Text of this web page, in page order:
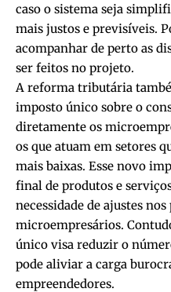
caso o sistema seja
mais justos e previsíveis.
acompanhar de perto as
ser feitos no projeto.
A reforma tributária
imposto único sobre o
diretamente os
os que atuam em setores
mais baixas. Esse novo
final de produtos e
necessidade de ajustes
microempresários.
único visa reduzir o
pode aliviar a carga
empreendedores.